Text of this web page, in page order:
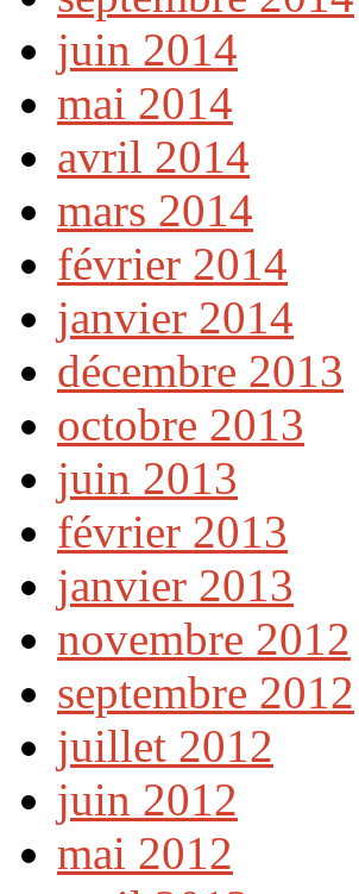
juin 2014
mai 2014
avril 2014
mars 2014
février 2014
janvier 2014
décembre 2013
octobre 2013
juin 2013
février 2013
janvier 2013
novembre 2012
septembre 2012
juillet 2012
juin 2012
mai 2012